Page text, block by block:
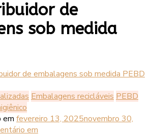
de
sob medida
de embalagens sob medida PEBD
Embalagens recicláveis PEBD
em fevereiro 13, 2025novembro 30,
em